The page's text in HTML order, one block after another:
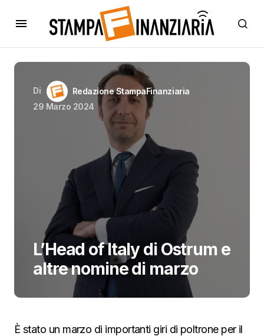
Di
Redazione StampaFinanziaria
29 Marzo 2024
L’Head of Italy di Ostrum e
altre nomine di marzo
È stato un marzo di importanti giri di poltrone per il